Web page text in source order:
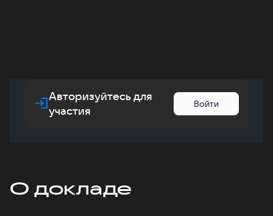
Авторизуйтесь для
участия
Войти
О докладе